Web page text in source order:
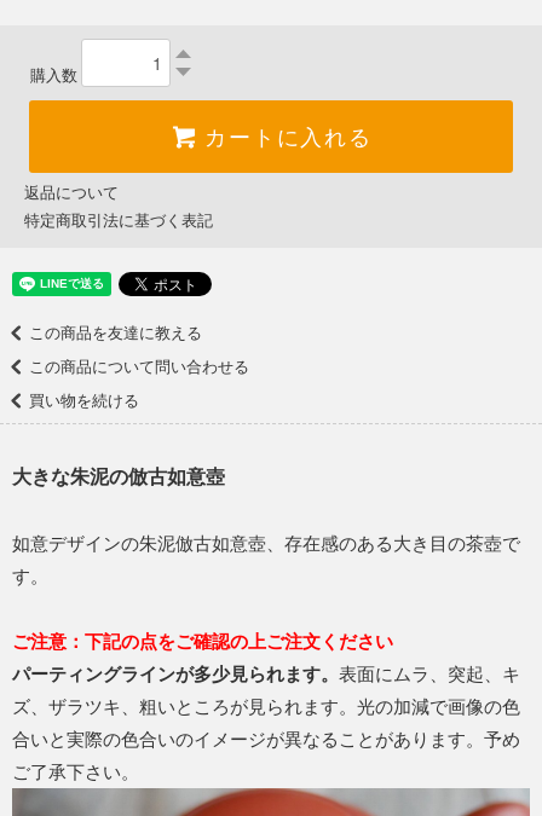
購入数
カートに入れる
返品について
特定商取引法に基づく表記
この商品を友達に教える
この商品について問い合わせる
買い物を続ける
大きな朱泥の倣古如意壺
如意デザインの朱泥倣古如意壺、存在感のある大き目の茶壺で
す。
ご注意：下記の点をご確認の上ご注文ください
パーティングラインが多少見られます。 表面にムラ、突起、キ
ズ、ザラツキ、粗いところが見られます。光の加減で画像の色
合いと実際の色合いのイメージが異なることがあります。予め
ご了承下さい。